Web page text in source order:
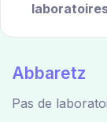
Abbaretz
Pas de